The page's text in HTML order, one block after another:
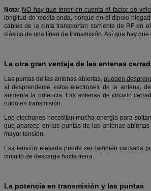
Nota: NO hay que tener en cuenta el factor de
longitud de media onda, porque en el dipolo
cables de la cinta transportan corriente de RF en
clásico de una línea de transmisión. Así que hay
La otra gran ventaja de las antenas
Las puntas de las antenas abiertas, pueden
al desprenderse estos electrones de la antena,
aumenta la potencia. Las antenas de circuito
ruido en transmisión.
Los electrones necesitan mucha energía para
que aparece en las puntas de las antenas
mayor tensión.
Esa tensión elevada puede ser también causada
circuito de descarga hacia tierra.
La potencia en transmisión y las puntas